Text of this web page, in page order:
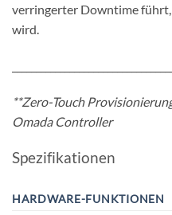
verringerter Downtime
wird.
**Zero-Touch
Omada Controller
Spezifikationen
HARDWARE-FUNKTIONEN